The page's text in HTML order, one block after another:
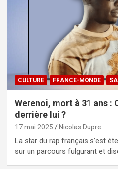
CULTURE FRANCE-MONDE
Werenoi, mort à 31 ans :
derrière lui ?
17 mai 2025 Nicolas Dupre
La star du rap français s’est
sur un parcours fulgurant et